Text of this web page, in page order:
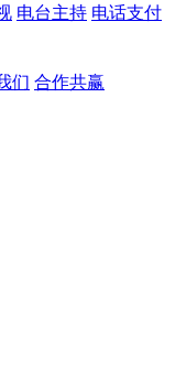
电台主持 电话支付
们 合作共赢